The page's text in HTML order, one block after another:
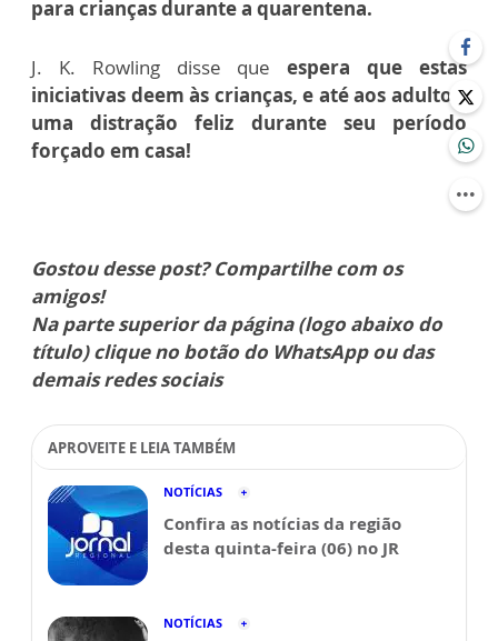
para crianças durante a quarentena.
J. K. Rowling disse que espera que estas
iniciativas deem às crianças, e até aos adultos,
uma distração feliz durante seu período
forçado em casa!
Gostou desse post? Compartilhe com os
amigos!
Na parte superior da página (logo abaixo do
título) clique no botão do WhatsApp ou das
demais redes sociais
APROVEITE E LEIA TAMBÉM
NOTÍCIAS
Confira as notícias da região
desta quinta-feira (06) no JR
NOTÍCIAS